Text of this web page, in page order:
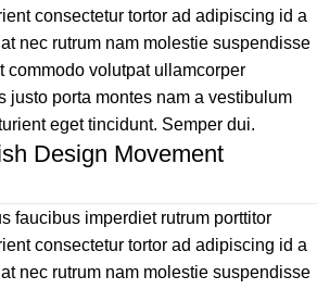
consectetur tortor ad adipiscing id a
nec rutrum nam molestie suspendisse
commodo volutpat ullamcorper
justo porta montes nam a vestibulum
eget tincidunt. Semper dui.
Design Movement
faucibus imperdiet rutrum porttitor
consectetur tortor ad adipiscing id a
nec rutrum nam molestie suspendisse